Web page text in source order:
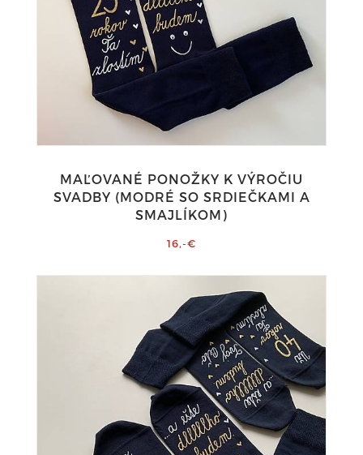
MAĽOVANÉ PONOŽKY K VÝROČIU
SVADBY (MODRÉ SO SRDIEČKAMI A
SMAJLÍKOM)
16,-€